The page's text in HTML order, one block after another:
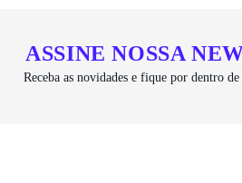
ASSINE NOSSA
Receba as novidades e fique por dentro